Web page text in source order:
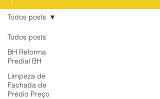
Todos posts
BH Reforma
Predial BH
Limpeza de
Fachada de
Prédio Preço
Todos posts